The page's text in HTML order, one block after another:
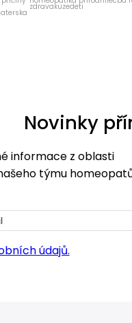
Novinky
informace z oblasti
týmu
údajů.